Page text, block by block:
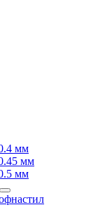
мм
мм
мм